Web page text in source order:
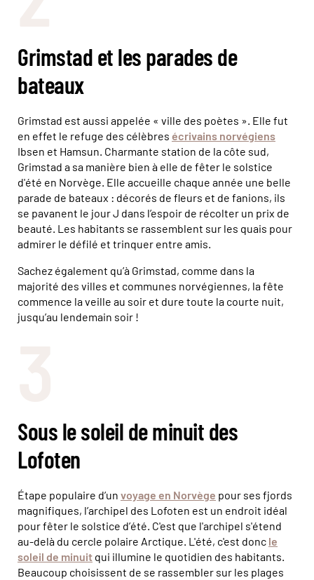
Grimstad et les parades de
bateaux
Grimstad est aussi appelée « ville des poètes ». Elle fut
en effet le refuge des célèbres écrivains norvégiens
Ibsen et Hamsun. Charmante station de la côte sud,
Grimstad a sa manière bien à elle de fêter le solstice
d'été en Norvège. Elle accueille chaque année une belle
parade de bateaux : décorés de fleurs et de fanions, ils
se pavanent le jour J dans l’espoir de récolter un prix de
beauté. Les habitants se rassemblent sur les quais pour
admirer le défilé et trinquer entre amis.
Sachez également qu’à Grimstad, comme dans la
majorité des villes et communes norvégiennes, la fête
commence la veille au soir et dure toute la courte nuit,
jusqu’au lendemain soir !
Sous le soleil de minuit des
Lofoten
Étape populaire d’un voyage en Norvège pour ses fjords
magnifiques, l’archipel des Lofoten est un endroit idéal
pour fêter le solstice d’été. C'est que l'archipel s'étend
au-delà du cercle polaire Arctique. L'été, c'est donc le
soleil de minuit qui illumine le quotidien des habitants.
Beaucoup choisissent de se rassembler sur les plages